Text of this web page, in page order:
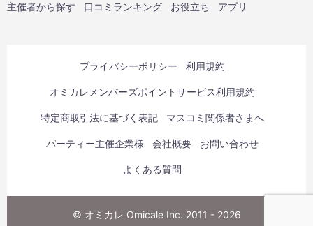
主催者から探す 口コミランキング お役立ち アプリ
プライバシーポリシー 利用規約
オミカレメンバーズポイントサービス利用規約
特定商取引法に基づく表記 マスコミ関係者さまへ
パーティー主催企業様 会社概要 お問い合わせ
よくある質問
© オミカレ Omicale Inc. 2011 - 2026